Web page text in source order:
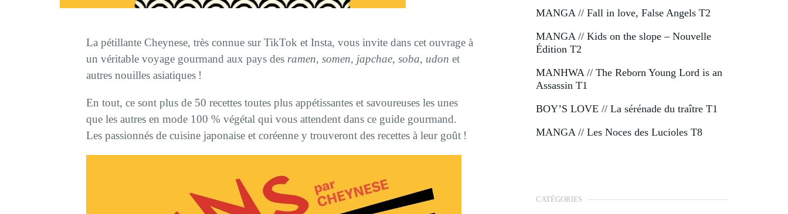
La pétillante Cheynese, très connue sur TikTok et Insta, vous invite dans cet ouvrage à
un véritable voyage gourmand aux pays des ramen, somen, japchae, soba, udon et
autres nouilles asiatiques !
En tout, ce sont plus de 50 recettes toutes plus appétissantes et savoureuses les unes
que les autres en mode 100 % végétal qui vous attendent dans ce guide gourmand.
Les passionnés de cuisine japonaise et coréenne y trouveront des recettes à leur goût !
MANGA // Fall in love, False Angels T2
MANGA // Kids on the slope – Nouvelle
Édition T2
MANHWA // The Reborn Young Lord is an
Assassin T1
BOY’S LOVE // La sérénade du traître T1
MANGA // Les Noces des Lucioles T8
CATÉGORIES